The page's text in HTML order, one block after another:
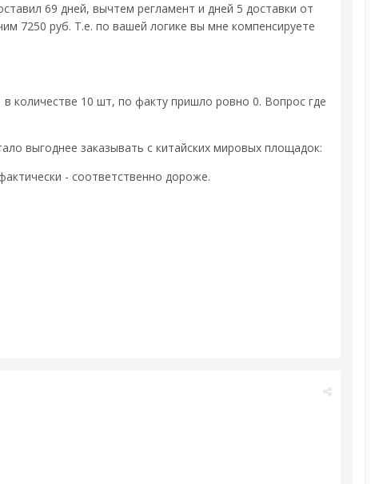
69 дней, вычтем регламент и дней 5 доставки от
7250 руб. Т.е. по вашей логике вы мне компенсируете
количестве 10 шт, по факту пришло ровно 0. Вопрос где
выгоднее заказывать с китайских мировых площадок:
- соответственно дороже.